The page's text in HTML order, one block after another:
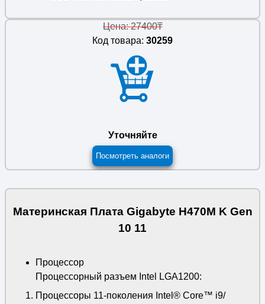
Цена: 27400₸
Код товара: 30259
Уточняйте
Посмотреть аналоги
Материнская Плата Gigabyte H470M K Gen
10 11
Процессор
Процессорный разъем Intel LGA1200:
Процессоры 11-поколения Intel® Core™ i9/